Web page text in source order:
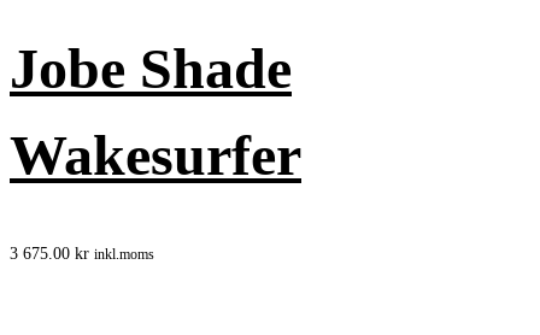
Jobe Shade
Wakesurfer
3 675.00 kr inkl.moms